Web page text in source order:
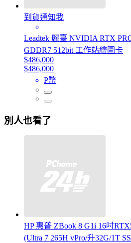
到貨通知我
Leadtek 麗臺 NVIDIA RTX
GDDR7 512bit 工作站繪圖卡
$486,000
$486,000
P幣
別人也看了
HP 惠普 ZBook 8 G1i 16吋
(Ultra 7 265H vPro/升32G/1T